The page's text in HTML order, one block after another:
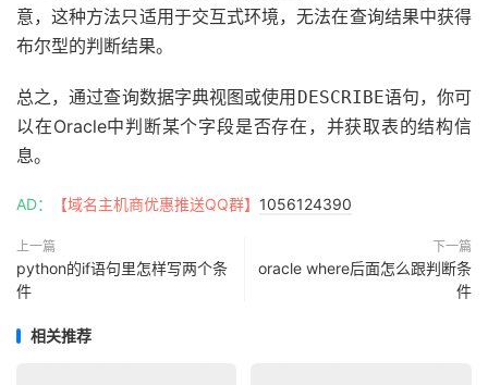
意，这种方法只适用于交互式环境，无法在查询结果中获得
布尔型的判断结果。
总之，通过查询数据字典视图或使用 DESCRIBE语句，你可
以在Oracle中判断某个字段是否存在，并获取表的结构信
息。
AD： 【域名主机商优惠推送QQ群】 1056124390
上一篇
python的if语句里怎样写两个条
件
下一篇
oracle where后面怎么跟判断条
件
相关推荐